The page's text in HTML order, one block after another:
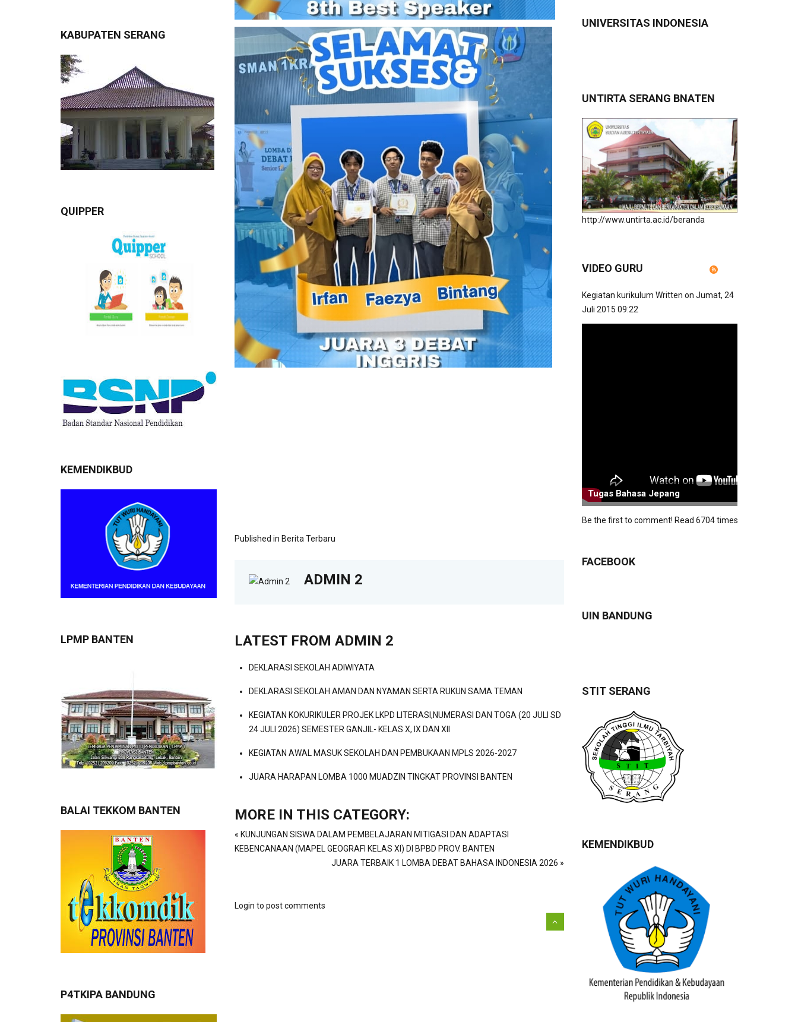
Published in Berita Terbaru
ADMIN 2
LATEST FROM ADMIN 2
DEKLARASI SEKOLAH ADIWIYATA
DEKLARASI SEKOLAH AMAN DAN NYAMAN SERTA RUKUN SAMA TEMAN
KEGIATAN KOKURIKULER PROJEK LKPD LITERASI,NUMERASI DAN TOGA (20 JULI SD
24 JULI 2026) SEMESTER GANJIL- KELAS X, IX DAN XII
KEGIATAN AWAL MASUK SEKOLAH DAN PEMBUKAAN MPLS 2026-2027
JUARA HARAPAN LOMBA 1000 MUADZIN TINGKAT PROVINSI BANTEN
MORE IN THIS CATEGORY:
« KUNJUNGAN SISWA DALAM PEMBELAJARAN MITIGASI DAN ADAPTASI
KEBENCANAAN (MAPEL GEOGRAFI KELAS XI) DI BPBD PROV. BANTEN
JUARA TERBAIK 1 LOMBA DEBAT BAHASA INDONESIA 2026 »
Login to post comments
KABUPATEN SERANG
QUIPPER
KEMENDIKBUD
LPMP BANTEN
BALAI TEKKOM BANTEN
P4TKIPA BANDUNG
UNIVERSITAS INDONESIA
UNTIRTA SERANG BNATEN
http://www.untirta.ac.id/beranda
VIDEO GURU
Kegiatan kurikulum
Tugas Bahasa Jepang
Written on Jumat, 24
Juli 2015 09:22
Be the first to comment! Read 6704 times
FACEBOOK
UIN BANDUNG
STIT SERANG
KEMENDIKBUD